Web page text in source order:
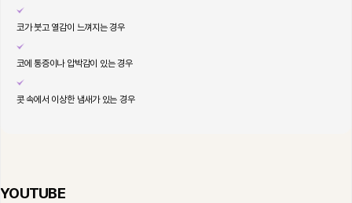
코가 붓고 열감이 느껴지는 경우
코에 통증이나 압박감이 있는 경우
콧 속에서 이상한 냄새가 있는 경우
YOUTUBE